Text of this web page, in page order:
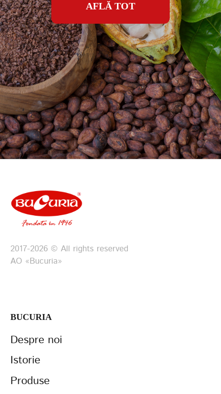
AFLĂ TOT
2017-2026 © All rights reserved
АО «Bucuria»
BUCURIA
Despre noi
Istorie
Produse